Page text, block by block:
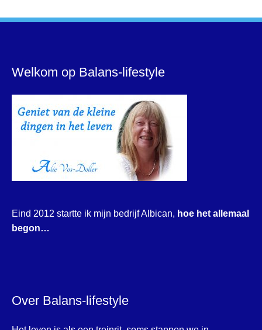
Welkom op Balans-lifestyle
Eind 2012 startte ik mijn bedrijf Albican, hoe het allemaal
begon…
Over Balans-lifestyle